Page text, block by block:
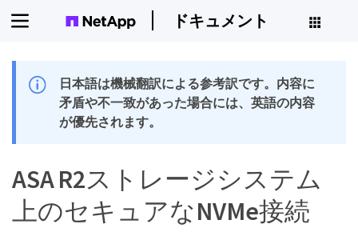
ドキュメント
日本語は機械翻訳による参考訳です。内容に
矛盾や不一致があった場合には、英語の内容
が優先されます。
ASA R2ストレージシステム
上のセキュアなNVMe接続